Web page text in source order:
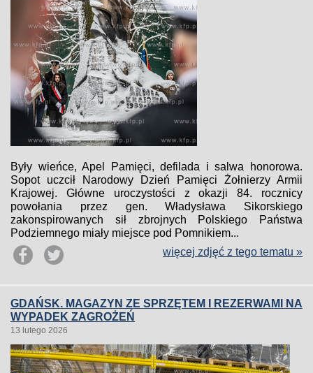
Były wieńce, Apel Pamięci, defilada i salwa honorowa.
Sopot uczcił Narodowy Dzień Pamięci Żołnierzy Armii
Krajowej. Główne uroczystości z okazji 84. rocznicy
powołania przez gen. Władysława Sikorskiego
zakonspirowanych sił zbrojnych Polskiego Państwa
Podziemnego miały miejsce pod Pomnikiem...
więcej zdjęć z tego tematu »
GDAŃSK. MAGAZYN ZE SPRZĘTEM I REZERWAMI NA
WYPADEK ZAGROŻEŃ
13 lutego 2026